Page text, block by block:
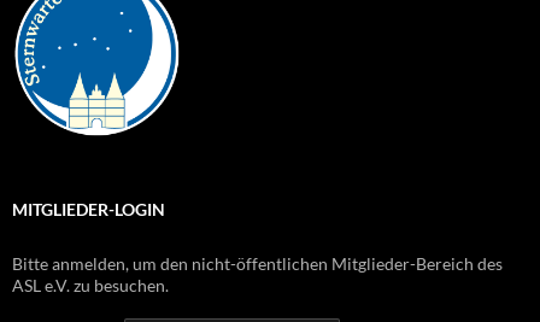
MITGLIEDER-LOGIN
Bitte anmelden, um den nicht-öffentlichen Mitglieder-Bereich des
ASL e.V. zu besuchen.